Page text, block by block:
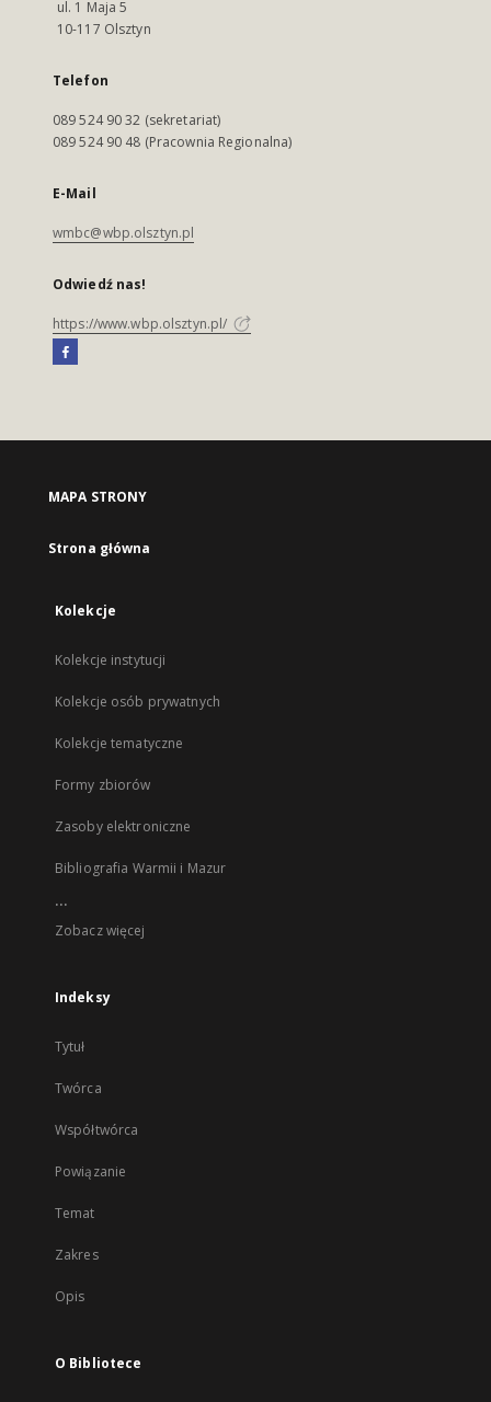
ul. 1 Maja 5
10-117 Olsztyn
Telefon
089 524 90 32 (sekretariat)
089 524 90 48 (Pracownia Regionalna)
E-Mail
wmbc@wbp.olsztyn.pl
Odwiedź nas!
https://www.wbp.olsztyn.pl/
MAPA STRONY
Strona główna
Kolekcje
Kolekcje instytucji
Kolekcje osób prywatnych
Kolekcje tematyczne
Formy zbiorów
Zasoby elektroniczne
Bibliografia Warmii i Mazur
...
Zobacz więcej
Indeksy
Tytuł
Twórca
Współtwórca
Powiązanie
Temat
Zakres
Opis
O Bibliotece